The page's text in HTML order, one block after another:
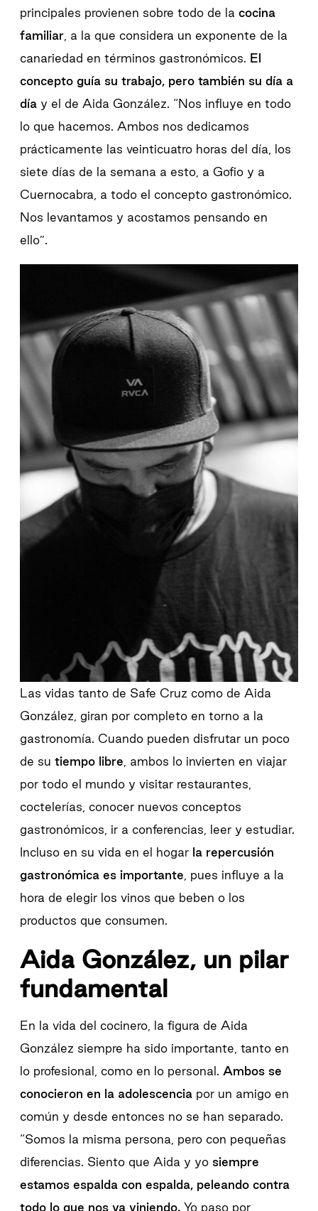
principales provienen sobre todo de la cocina
familiar, a la que considera un exponente de la
canariedad en términos gastronómicos. El
concepto guía su trabajo, pero también su día a
día y el de Aida González. “Nos influye en todo
lo que hacemos. Ambos nos dedicamos
prácticamente las veinticuatro horas del día, los
siete días de la semana a esto, a Gofio y a
Cuernocabra, a todo el concepto gastronómico.
Nos levantamos y acostamos pensando en
ello”.
Las vidas tanto de Safe Cruz como de Aida
González, giran por completo en torno a la
gastronomía. Cuando pueden disfrutar un poco
de su tiempo libre , ambos lo invierten en viajar
por todo el mundo y visitar restaurantes,
coctelerías, conocer nuevos conceptos
gastronómicos, ir a conferencias, leer y estudiar.
Incluso en su vida en el hogar la repercusión
gastronómica es importante , pues influye a la
hora de elegir los vinos que beben o los
productos que consumen.
Aida González, un pilar
fundamental
En la vida del cocinero, la figura de Aida
González siempre ha sido importante, tanto en
lo profesional, como en lo personal. Ambos se
conocieron en la adolescenciapor un amigo en
común y desde entonces no se han separado.
“Somos la misma persona, pero con pequeñas
diferencias. Siento que Aida y yo siempre
estamos espalda con espalda, peleando contra
todo lo que nos va viniendo.Yo paso por